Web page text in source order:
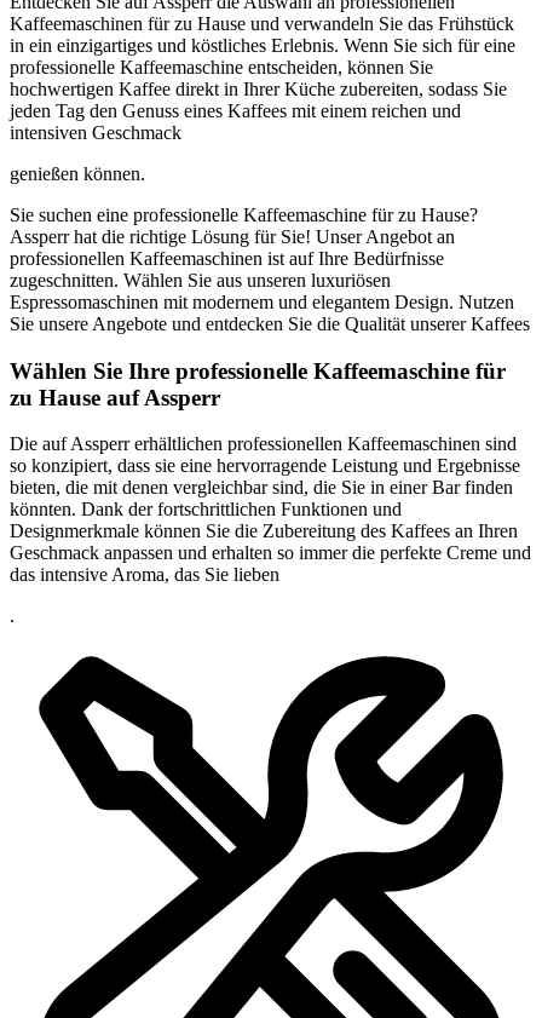
Kaffeemaschinen für zu Hause und verwandeln Sie das Frühstück
in ein einzigartiges und köstliches Erlebnis. Wenn Sie sich für eine
professionelle Kaffeemaschine entscheiden, können Sie
hochwertigen Kaffee direkt in Ihrer Küche zubereiten, sodass Sie
jeden Tag den Genuss eines Kaffees mit einem reichen und
intensiven Geschmack
genießen können.
Sie suchen eine professionelle Kaffeemaschine für zu Hause?
Assperr hat die richtige Lösung für Sie! Unser Angebot an
professionellen Kaffeemaschinen ist auf Ihre Bedürfnisse
zugeschnitten. Wählen Sie aus unseren luxuriösen
Espressomaschinen mit modernem und elegantem Design. Nutzen
Sie unsere Angebote und entdecken Sie die Qualität unserer Kaffees
Wählen Sie Ihre professionelle Kaffeemaschine für
zu Hause auf Assperr
Die auf Assperr erhältlichen professionellen Kaffeemaschinen sind
so konzipiert, dass sie eine hervorragende Leistung und Ergebnisse
bieten, die mit denen vergleichbar sind, die Sie in einer Bar finden
könnten. Dank der fortschrittlichen Funktionen und
Designmerkmale können Sie die Zubereitung des Kaffees an Ihren
Geschmack anpassen und erhalten so immer die perfekte Creme und
das intensive Aroma, das Sie lieben
.